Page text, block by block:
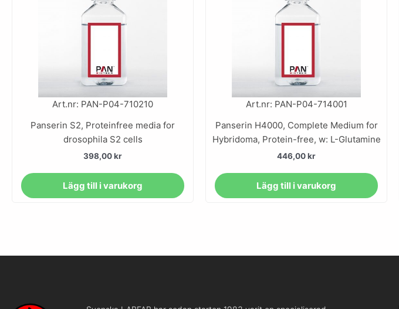
Art.nr: PAN-P04-710210
Panserin S2, Proteinfree media for
drosophila S2 cells
398,00kr
Lägg till i varukorg
Art.nr: PAN-P04-714001
Panserin H4000, Complete Medium for
Hybridoma, Protein-free, w: L-Glutamine
446,00kr
Lägg till i varukorg